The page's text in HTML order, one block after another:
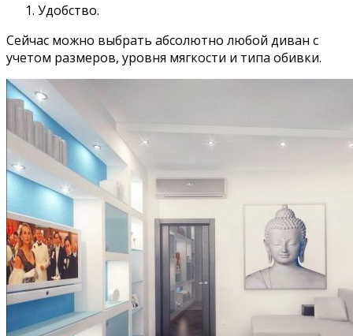
Удобство.
Сейчас можно выбрать абсолютно любой диван с
учетом размеров, уровня мягкости и типа обивки.